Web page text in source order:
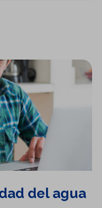
del agua